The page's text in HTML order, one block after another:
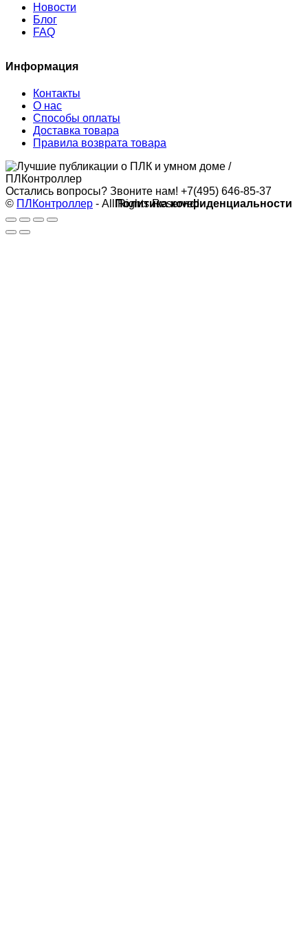
Новости
Блог
FAQ
Информация
Контакты
О нас
Способы оплаты
Доставка товара
Правила возврата товара
Остались вопросы? Звоните нам! +7(495) 646-85-37
© ПЛКонтроллер - All Rights Reserved
Политика конфиденциальности